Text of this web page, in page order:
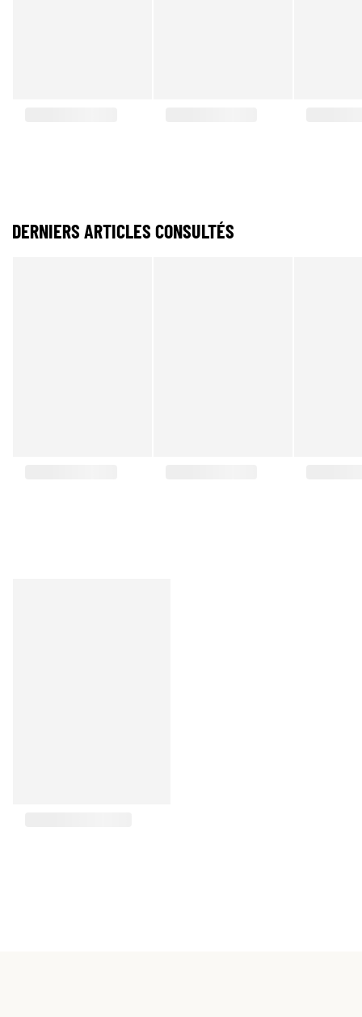
DERNIERS ARTICLES CONSULTÉS